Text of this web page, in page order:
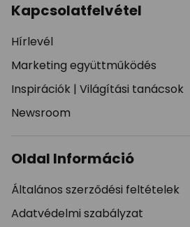
Kapcsolatfelvétel
Hírlevél
Marketing együttműködés
Inspirációk | Világítási tanácsok
Newsroom
Oldal Információ
Általános szerződési feltételek
Adatvédelmi szabályzat